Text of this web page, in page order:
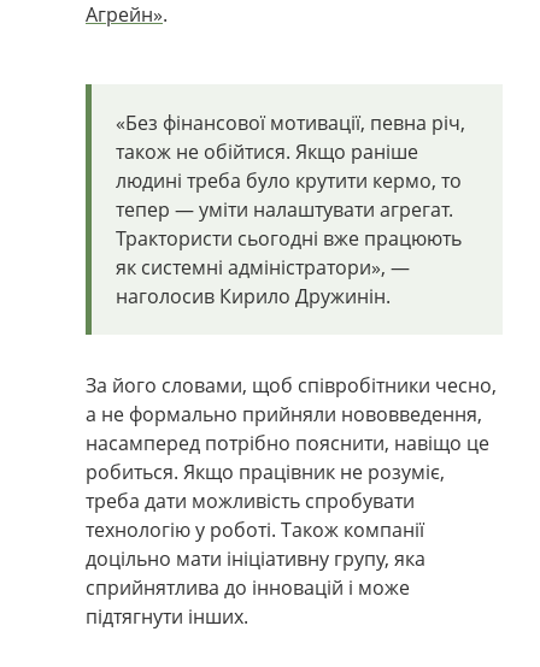
Агрейн».
«Без фінансової мотивації, певна річ,
також не обійтися. Якщо раніше
людині треба було крутити кермо, то
тепер — уміти налаштувати агрегат.
Трактористи сьогодні вже працюють
як системні адміністратори», —
наголосив Кирило Дружинін.
За його словами, щоб співробітники чесно,
а не формально прийняли нововведення,
насамперед потрібно пояснити, навіщо це
робиться. Якщо працівник не розуміє,
треба дати можливість спробувати
технологію у роботі. Також компанії
доцільно мати ініціативну групу, яка
сприйнятлива до інновацій і може
підтягнути інших.